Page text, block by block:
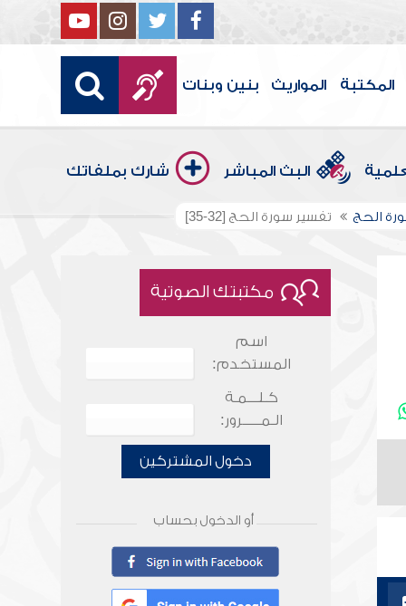
المكتبة المواريث بنين وبنات
البث المباشر شارك بملفاتك
الحج تفسير سورة الحج [32-35]
مكتبتك الصوتية
اسم
المستخدم:
كـلـــمـة
الـمـــــرور:
دخول المشتركين
أو الدخول بحساب